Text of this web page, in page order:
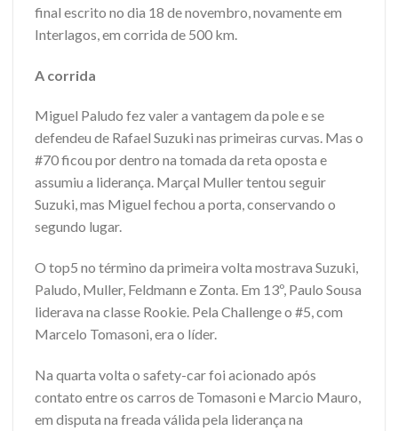
final escrito no dia 18 de novembro, novamente em
Interlagos, em corrida de 500 km.
A corrida
Miguel Paludo fez valer a vantagem da pole e se
defendeu de Rafael Suzuki nas primeiras curvas. Mas o
#70 ficou por dentro na tomada da reta oposta e
assumiu a liderança. Marçal Muller tentou seguir
Suzuki, mas Miguel fechou a porta, conservando o
segundo lugar.
O top5 no término da primeira volta mostrava Suzuki,
Paludo, Muller, Feldmann e Zonta. Em 13º, Paulo Sousa
liderava na classe Rookie. Pela Challenge o #5, com
Marcelo Tomasoni, era o líder.
Na quarta volta o safety-car foi acionado após
contato entre os carros de Tomasoni e Marcio Mauro,
em disputa na freada válida pela liderança na